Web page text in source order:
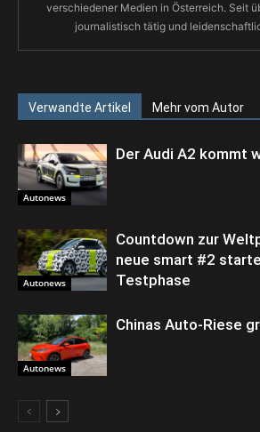
verschiedener Medien in Österreich. Seit
journalistisch tätig und
Verwandte Artikel Mehr vom Autor
Autonews
Der Audi A2 kommt
Autonews
Countdown zur
neue smart #2
Testphase
Autonews
Chinas Auto-Riese